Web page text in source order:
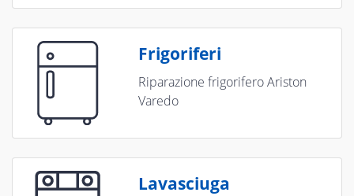
Frigoriferi
Riparazione frigorifero Ariston
Varedo
Lavasciuga